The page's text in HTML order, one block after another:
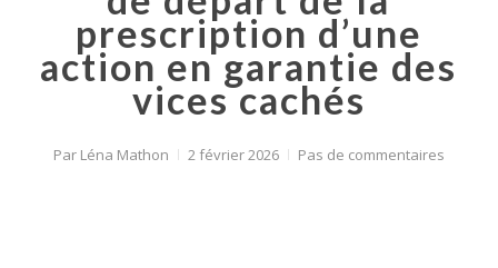
prescription d’une
action en garantie des
vices cachés
ParLéna Mathon 2 février 2026 Pas de commentaires